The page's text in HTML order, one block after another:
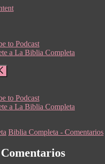
to Podcast
a La Biblia Completa
to Podcast
a La Biblia Completa
Biblia Completa - Comentarios